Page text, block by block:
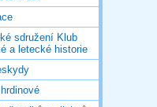
sdružení Klub
a letecké historie